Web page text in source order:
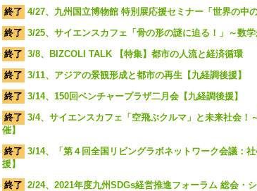
終了 4/27、九州国立博物館 特別展応援セミナー「世界の中
終了 3/25、サイエンスカフェ「骨の形の謎に迫る！」～数
終了 3/8、BIZCOLI TALK 【特集】都市の人流と経済循環
終了 3/11、アジアの景観形成と都市の再生【九経調後援】
終了 3/14、150回ベンチャープラザ二月会【九経調後援】
終了 3/4、サイエンスカフェ「空飛ぶクルマ」と未来社会！
催】
終了 3/14、「第４回全国リビングラボネットワーク会議：
援】
終了 2/24、2021年度九州SDGs経営推進フォーラム 総会・